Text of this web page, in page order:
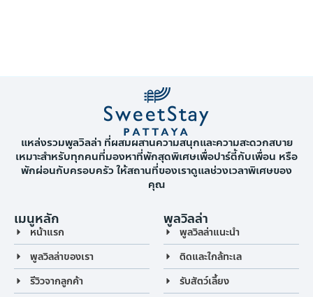
แหล่งรวมพูลวิลล่า ที่ผสมผสานความสนุกและความสะดวกสบาย
เหมาะสำหรับทุกคนที่มองหาที่พักสุดพิเศษเพื่อปาร์ตี้กับเพื่อน หรือ
พักผ่อนกับครอบครัว ให้สถานที่ของเราดูแลช่วงเวลาพิเศษของ
คุณ
เมนูหลัก
หน้าแรก
พูลวิลล่าของเรา
รีวิวจากลูกค้า
พูลวิลล่า
พูลวิลล่าแนะนำ
ติดและใกล้ทะเล
รับสัตว์เลี้ยง